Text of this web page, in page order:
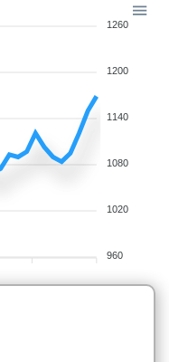
1260
1200
1140
1080
1020
960